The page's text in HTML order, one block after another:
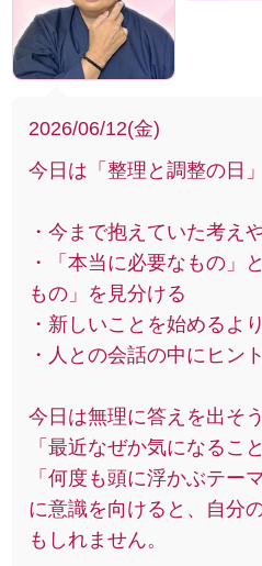
2026/06/12(金)
今日は「整理と調整の日」
・今まで抱えていた考え
・「本当に必要なもの」
もの」を見分ける
・新しいことを始めるよ
・人との会話の中にヒン
今日は無理に答えを出そ
「最近なぜか気になること
「何度も頭に浮かぶテーマ
に意識を向けると、自分
もしれません。